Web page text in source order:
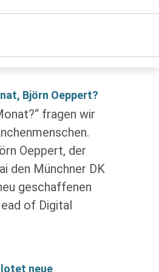
Björn Oeppert?
fragen wir
Oeppert, der
den Münchner DK
geschaffenen
of Digital
neue